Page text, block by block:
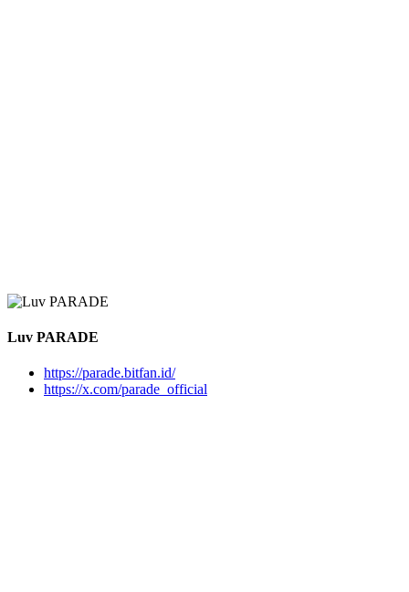
Luv PARADE
https://parade.bitfan.id/
https://x.com/parade_official